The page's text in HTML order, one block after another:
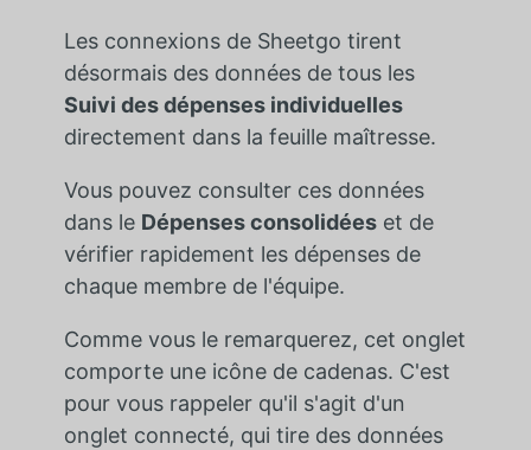
Les connexions de Sheetgo tirent
désormais des données de tous les
Suivi des dépenses individuelles
directement dans la feuille maîtresse.
Vous pouvez consulter ces données
dans le Dépenses consolidéeset de
vérifier rapidement les dépenses de
chaque membre de l'équipe.
Comme vous le remarquerez, cet onglet
comporte une icône de cadenas. C'est
pour vous rappeler qu'il s'agit d'un
onglet connecté, qui tire des données